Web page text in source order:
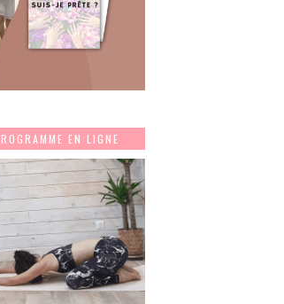
EN LIGNE